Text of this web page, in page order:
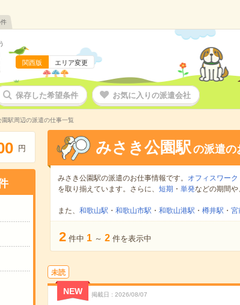
件
関西版 エリア変更
保存した希望条件 お気に入りの派遣会社
園駅周辺の派遣の仕事一覧
0 円 みさき公園駅の派遣の
みさき公園駅の派遣のお仕事情報です。 オフィスワー
を取り揃えています。さらに、 短期 ・ 単発などの期間や
また、 和歌山駅 ・ 和歌山市駅 ・ 和歌山港駅 ・ 樽井駅 ・ 宮
2 件中 1 ～ 2 件を表示中
未読
NEW 掲載日 2026/08/07